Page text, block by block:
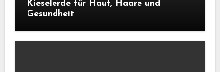
Kieselerde für Haut, Haare und
Gesundheit